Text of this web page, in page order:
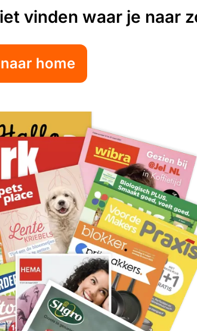
vinden waar je naar
home